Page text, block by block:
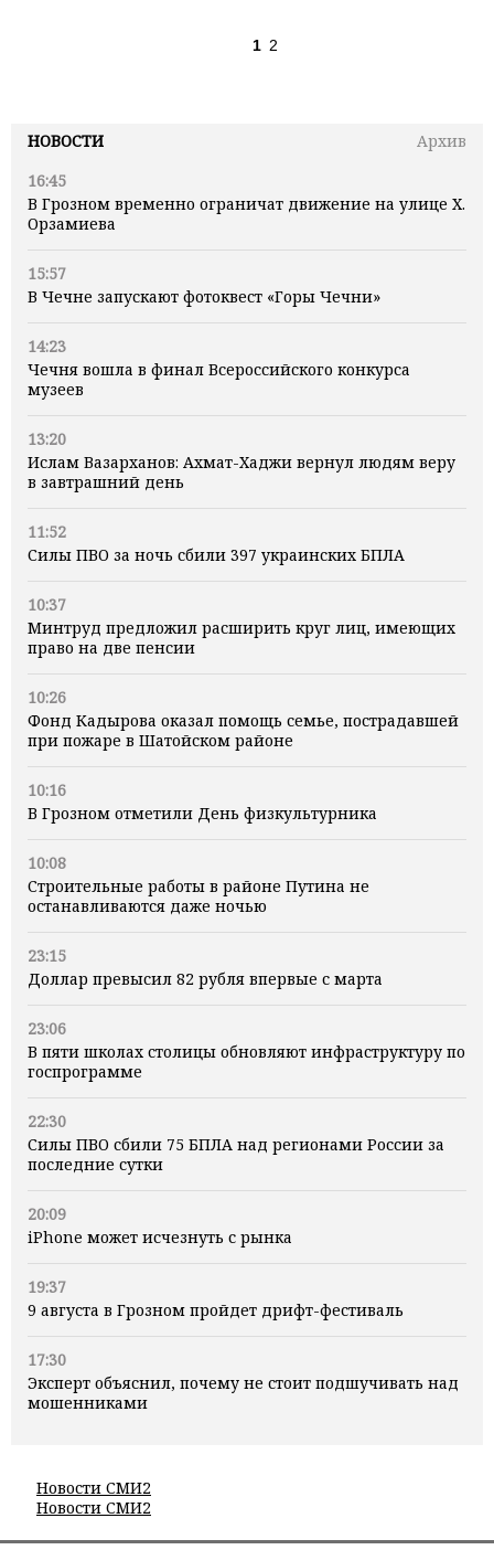
НОВОСТИ
Архив
16:45
В Грозном временно ограничат движение на улице Х.
Орзамиева
15:57
В Чечне запускают фотоквест «Горы Чечни»
14:23
Чечня вошла в финал Всероссийского конкурса
музеев
13:20
Ислам Вазарханов: Ахмат-Хаджи вернул людям веру
в завтрашний день
11:52
Силы ПВО за ночь сбили 397 украинских БПЛА
10:37
Минтруд предложил расширить круг лиц, имеющих
право на две пенсии
10:26
Фонд Кадырова оказал помощь семье, пострадавшей
при пожаре в Шатойском районе
10:16
В Грозном отметили День физкультурника
10:08
Строительные работы в районе Путина не
останавливаются даже ночью
23:15
Доллар превысил 82 рубля впервые с марта
23:06
В пяти школах столицы обновляют инфраструктуру по
госпрограмме
22:30
Силы ПВО сбили 75 БПЛА над регионами России за
последние сутки
20:09
iPhone может исчезнуть с рынка
19:37
9 августа в Грозном пройдет дрифт-фестиваль
17:30
Эксперт объяснил, почему не стоит подшучивать над
мошенниками
Новости СМИ2
Новости СМИ2
1 2